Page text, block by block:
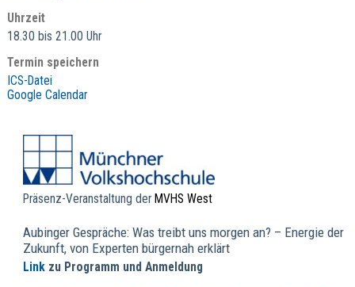
Uhrzeit
18.30 bis 21.00 Uhr
Termin speichern
ICS-Datei
Google Calendar
Präsenz-Veranstaltung der MVHS West
Aubinger Gespräche: Was treibt uns morgen an? – Energie der
Zukunft, von Experten bürgernah erklärt
Linkzu Programm und Anmeldung